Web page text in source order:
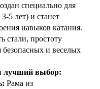
специально для
5 лет) и станет
навыков катания.
стали, простоту
безопасных и веселых
лучший выбор:
Рама из